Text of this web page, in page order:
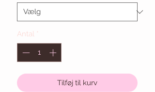
Antal *
Tilføj til kurv